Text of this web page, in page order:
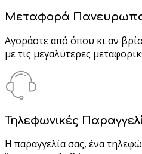
Μεταφορά
Αγοράστε από όπου κι αν
με τις μεγαλύτερες
Τηλεφωνικές
Η παραγγελία σας, ένα